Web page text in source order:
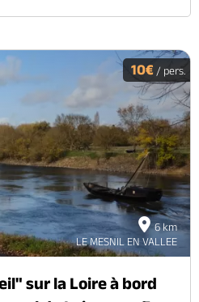
6 km
LE MESNIL EN VALLEE
10€ / pers.
sur la Loire à bord